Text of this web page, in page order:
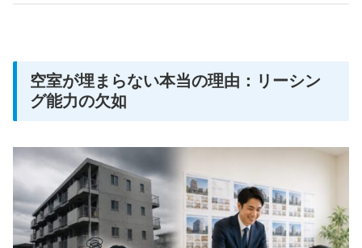
空室が埋まらない本当の理由：リーシン
グ能力の欠如